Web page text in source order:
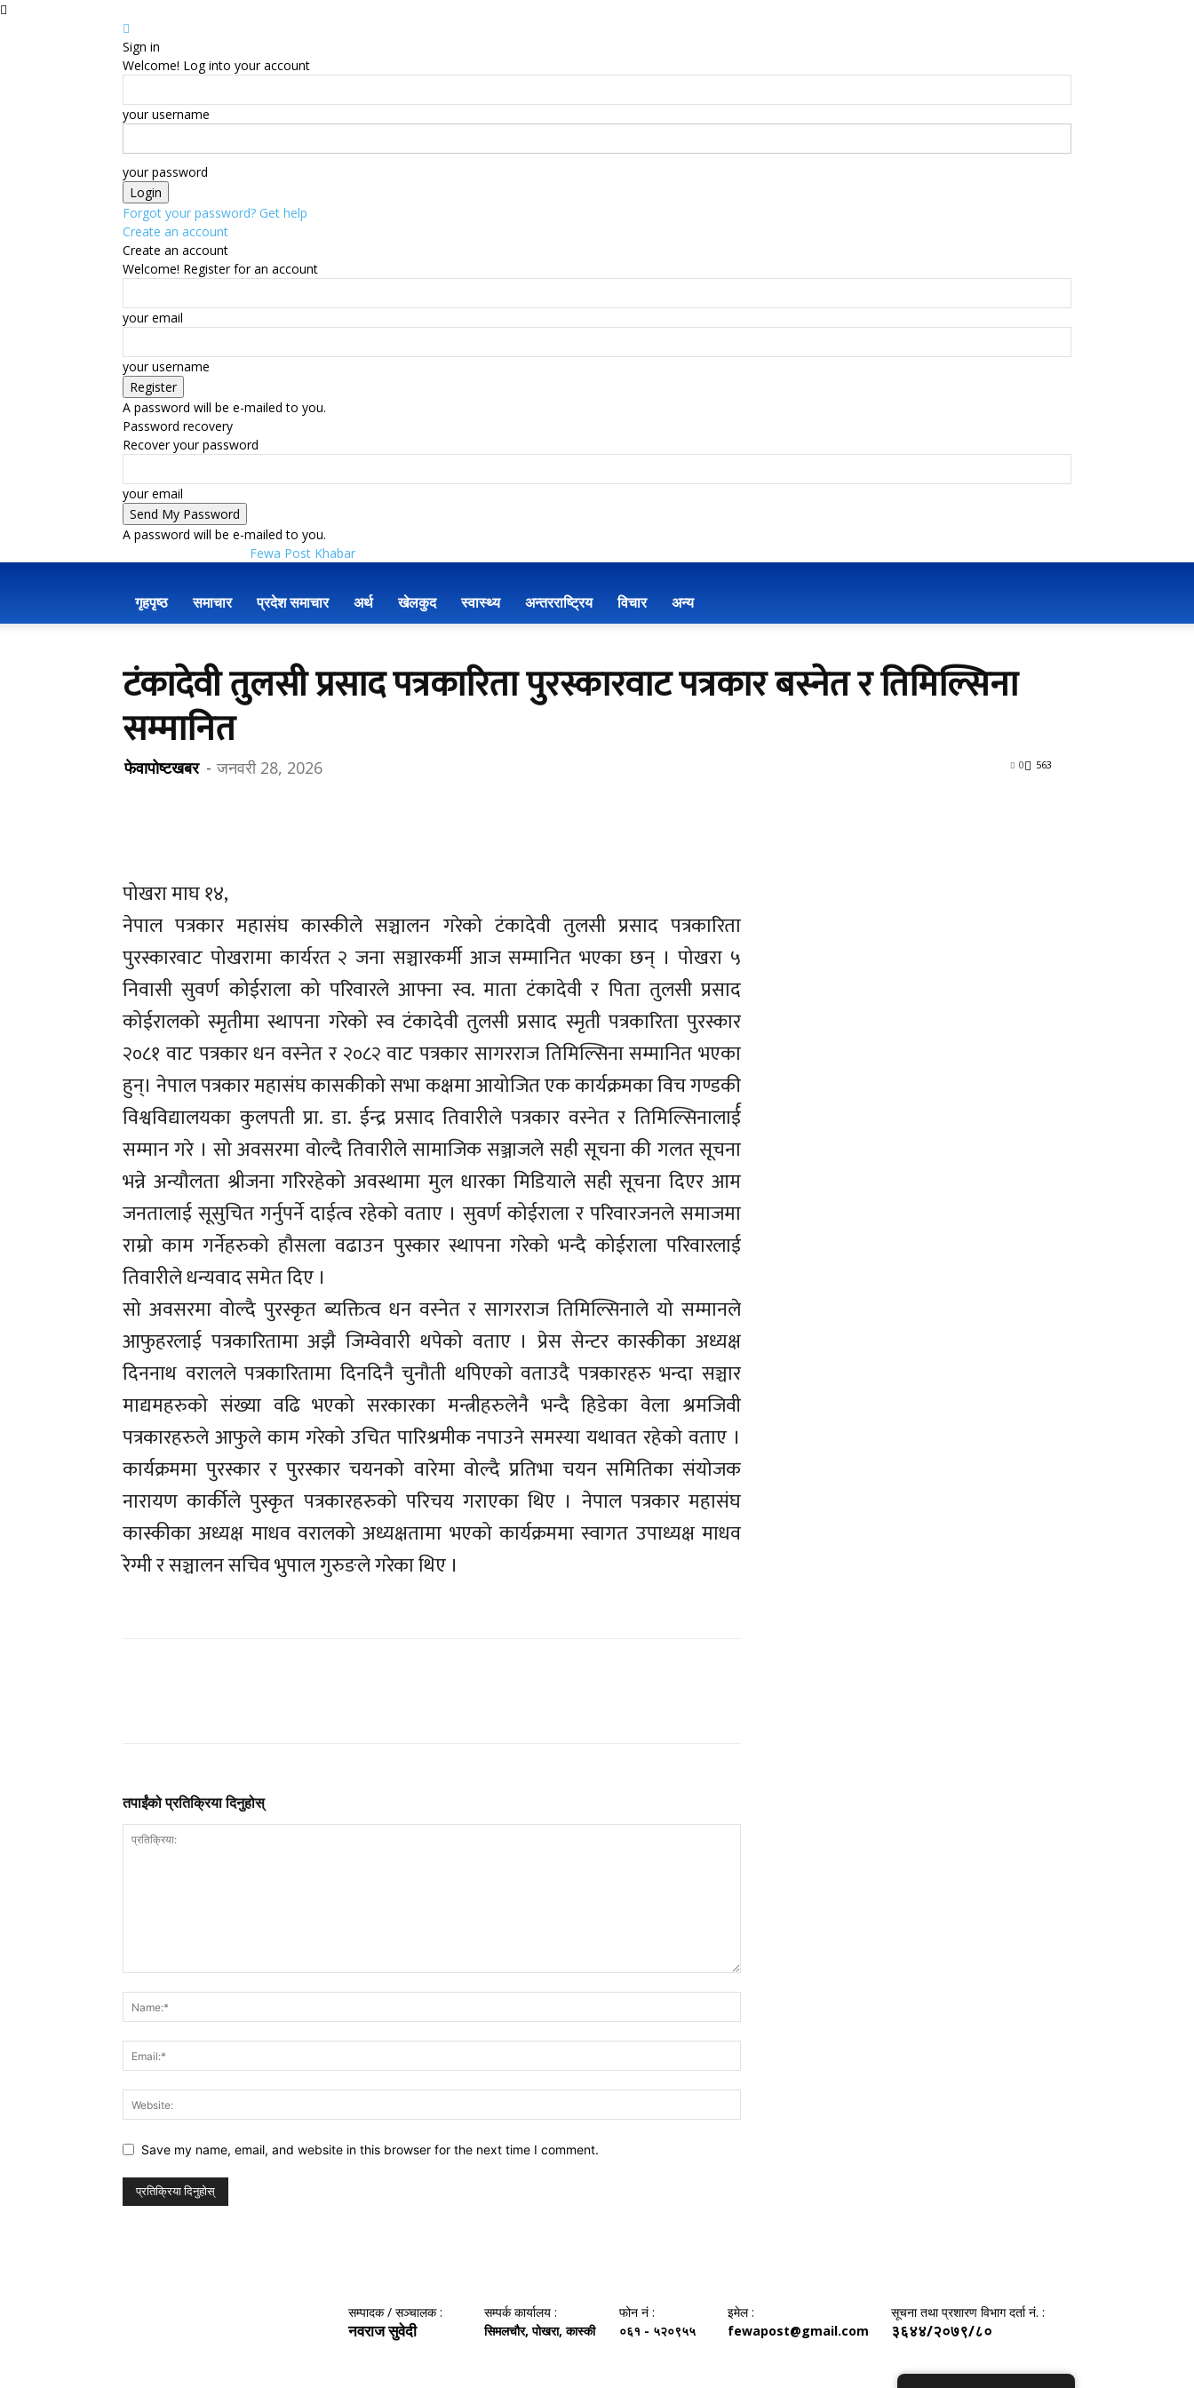
Sign in
Welcome! Log into your account
your username
your password
Forgot your password? Get help
Create an account
Create an account
Welcome! Register for an account
your email
your username
A password will be e-mailed to you.
Password recovery
Recover your password
your email
A password will be e-mailed to you.
Fewa Post Khabar
गृहपृष्ठ समाचार प्रदेश समाचार अर्थ खेलकुद स्वास्थ्य अन्तरराष्ट्रिय विचार अन्य
टंकादेवी तुलसी प्रसाद पत्रकारिता पुरस्कारवाट पत्रकार बस्नेत र तिमिल्सिना
सम्मानित
फेवापोष्टखबर - जनवरी 28, 2026 563
0
पोखरा माघ १४,
नेपाल पत्रकार महासंघ कास्कीले सञ्चालन गरेको टंकादेवी तुलसी प्रसाद पत्रकारिता
पुरस्कारवाट पोखरामा कार्यरत २ जना सञ्चारकर्मी आज सम्मानित भएका छन् । पोखरा ५
निवासी सुवर्ण कोईराला को परिवारले आफ्ना स्व. माता टंकादेवी र पिता तुलसी प्रसाद
कोईरालको स्मृतीमा स्थापना गरेको स्व टंकादेवी तुलसी प्रसाद स्मृती पत्रकारिता पुरस्कार
२०८१ वाट पत्रकार धन वस्नेत र २०८२ वाट पत्रकार सागरराज तिमिल्सिना सम्मानित भएका
हुन्। नेपाल पत्रकार महासंघ कासकीको सभा कक्षमा आयोजित एक कार्यक्रमका विच गण्डकी
विश्वविद्यालयका कुलपती प्रा. डा. ईन्द्र प्रसाद तिवारीले पत्रकार वस्नेत र तिमिल्सिनालार्ई
सम्मान गरे । सो अवसरमा वोल्दै तिवारीले सामाजिक सञ्जाजले सही सूचना की गलत सूचना
भन्ने अन्यौलता श्रीजना गरिरहेको अवस्थामा मुल धारका मिडियाले सही सूचना दिएर आम
जनतालाई सूसुचित गर्नुपर्ने दाईत्व रहेको वताए । सुवर्ण कोईराला र परिवारजनले समाजमा
राम्रो काम गर्नेहरुको हौसला वढाउन पुस्कार स्थापना गरेको भन्दै कोईराला परिवारलाई
तिवारीले धन्यवाद समेत दिए ।
सो अवसरमा वोल्दै पुरस्कृत ब्यक्तित्व धन वस्नेत र सागरराज तिमिल्सिनाले यो सम्मानले
आफुहरलाई पत्रकारितामा अझै जिम्वेवारी थपेको वताए । प्रेस सेन्टर कास्कीका अध्यक्ष
दिननाथ वरालले पत्रकारितामा दिनदिनै चुनौती थपिएको वताउदै पत्रकारहरु भन्दा सञ्चार
माद्यमहरुको संख्या वढि भएको सरकारका मन्त्रीहरुलेनै भन्दै हिडेका वेला श्रमजिवी
पत्रकारहरुले आफुले काम गरेको उचित पारिश्रमीक नपाउने समस्या यथावत रहेको वताए ।
कार्यक्रममा पुरस्कार र पुरस्कार चयनको वारेमा वोल्दै प्रतिभा चयन समितिका संयोजक
नारायण कार्कीले पुस्कृत पत्रकारहरुको परिचय गराएका थिए । नेपाल पत्रकार महासंघ
कास्कीका अध्यक्ष माधव वरालको अध्यक्षतामा भएको कार्यक्रममा स्वागत उपाध्यक्ष माधव
रेग्मी र सञ्चालन सचिव भुपाल गुरुङले गरेका थिए ।
तपाईंको प्रतिक्रिया दिनुहोस्
Save my name, email, and website in this browser for the next time I comment.
सम्पादक / सञ्‍चालक :
नवराज सुवेदी
सम्पर्क कार्यालय :
सिमलचौर, पोखरा, कास्की
फोन नं‌ :
०६१ - ५२०९५५
इमेल :
fewapost@gmail.com
सूचना तथा प्रशारण विभाग दर्ता नं. :
३६४४/२०७९/८०